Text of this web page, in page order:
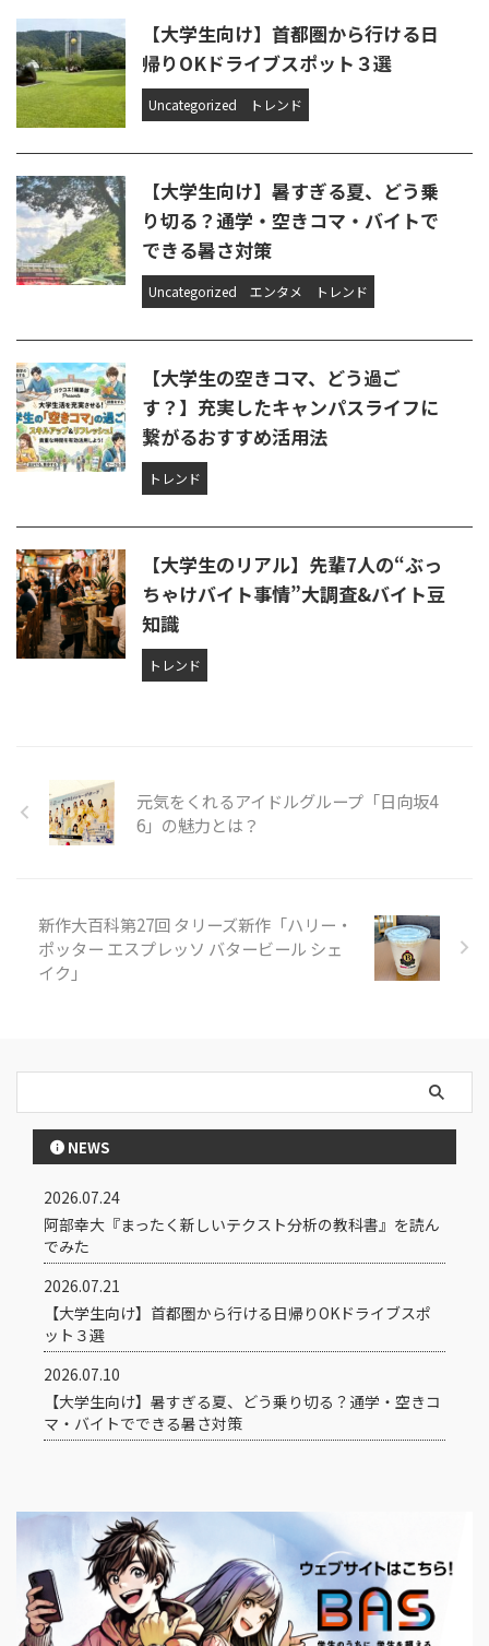
【大学生向け】首都圏から行ける日
帰りOKドライブスポット３選
Uncategorized トレンド
【大学生向け】暑すぎる夏、どう乗
り切る？通学・空きコマ・バイトで
できる暑さ対策
Uncategorized エンタメ トレンド
【大学生の空きコマ、どう過ご
す？】充実したキャンパスライフに
繋がるおすすめ活用法
トレンド
【大学生のリアル】先輩7人の“ぶっ
ちゃけバイト事情”大調査&バイト豆
知識
トレンド
元気をくれるアイドルグループ「日向坂4
6」の魅力とは？
新作大百科第27回 タリーズ新作「ハリー・
ポッター エスプレッソ バタービール シェ
イク」
NEWS
2026.07.24
阿部幸大『まったく新しいテクスト分析の教科書』を読ん
でみた
2026.07.21
【大学生向け】首都圏から行ける日帰りOKドライブスポ
ット３選
2026.07.10
【大学生向け】暑すぎる夏、どう乗り切る？通学・空きコ
マ・バイトでできる暑さ対策